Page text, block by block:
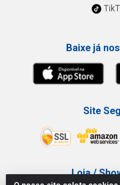
Baixe já
Site
Loja /